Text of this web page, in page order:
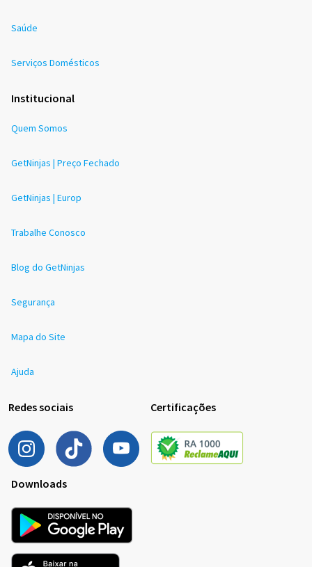
Saúde
Serviços Domésticos
Institucional
Quem Somos
GetNinjas | Preço Fechado
GetNinjas | Europ
Trabalhe Conosco
Blog do GetNinjas
Segurança
Mapa do Site
Ajuda
Redes sociais Certificações
Downloads